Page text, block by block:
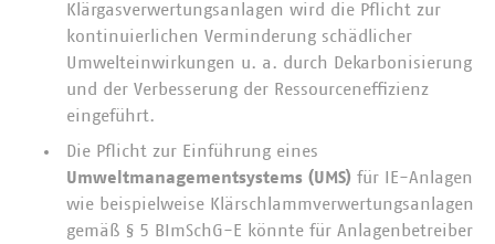
Klärgasverwertungsanlagen wird die Pflicht zur
kontinuierlichen Verminderung schädlicher
Umwelteinwirkungen u. a. durch Dekarbonisierung
und der Verbesserung der Ressourceneffizienz
eingeführt.
Die Pflicht zur Einführung eines
Umweltmanagementsystems (UMS) für IE-Anlagen
wie beispielweise Klärschlammverwertungsanlagen
gemäß § 5 BImSchG-E könnte für Anlagenbetreiber